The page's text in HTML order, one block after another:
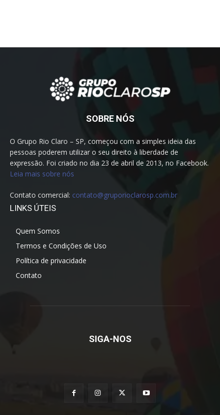
SOBRE NÓS
O Grupo Rio Claro – SP, começou com a simples ideia das
pessoas poderem utilizar o seu direito à liberdade de
expressão. Foi criado no dia 23 de abril de 2013, no Facebook.
Leia mais sobre nós
Contato comercial: contato@gruporioclarosp.com.br
LINKS ÚTEIS
Quem Somos
Termos e Condições de Uso
Política de privacidade
Contato
SIGA-NOS